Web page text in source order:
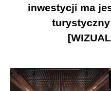
inwestycji ma